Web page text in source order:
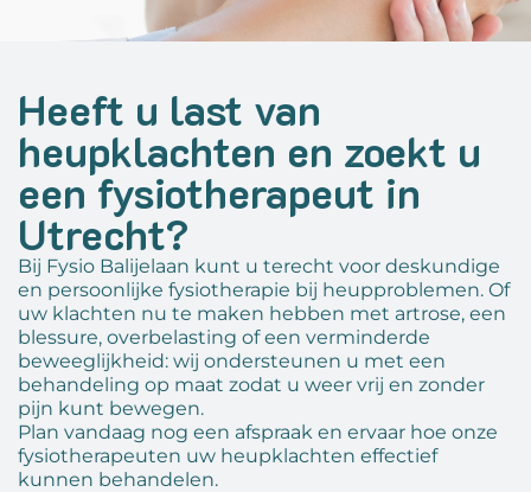
Heeft u last van
heupklachten en zoekt u
een fysiotherapeut in
Utrecht?
Bij Fysio Balijelaan kunt u terecht voor deskundige
en persoonlijke fysiotherapie bij heupproblemen. Of
uw klachten nu te maken hebben met artrose, een
blessure, overbelasting of een verminderde
beweeglijkheid: wij ondersteunen u met een
behandeling op maat zodat u weer vrij en zonder
pijn kunt bewegen.
Plan vandaag nog een afspraak en ervaar hoe onze
fysiotherapeuten uw heupklachten effectief
kunnen behandelen.